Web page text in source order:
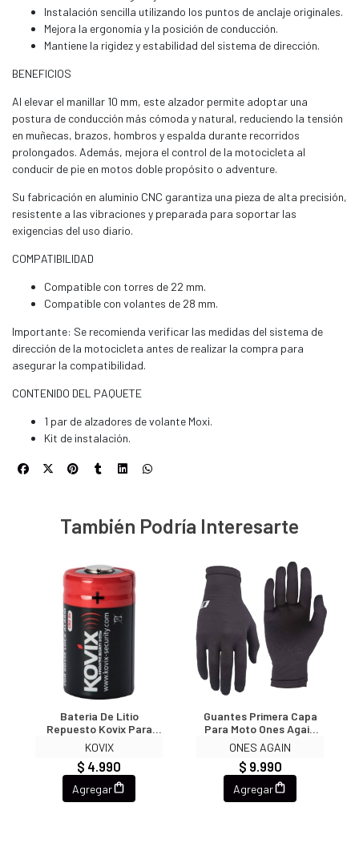
Instalación sencilla utilizando los puntos de anclaje originales.
Mejora la ergonomía y la posición de conducción.
Mantiene la rigidez y estabilidad del sistema de dirección.
BENEFICIOS
Al elevar el manillar 10 mm, este alzador permite adoptar una
postura de conducción más cómoda y natural, reduciendo la tensión
en muñecas, brazos, hombros y espalda durante recorridos
prolongados. Además, mejora el control de la motocicleta al
conducir de pie en motos doble propósito o adventure.
Su fabricación en aluminio CNC garantiza una pieza de alta precisión,
resistente a las vibraciones y preparada para soportar las
exigencias del uso diario.
COMPATIBILIDAD
Compatible con torres de 22 mm.
Compatible con volantes de 28 mm.
Importante: Se recomienda verificar las medidas del sistema de
dirección de la motocicleta antes de realizar la compra para
asegurar la compatibilidad.
CONTENIDO DEL PAQUETE
1 par de alzadores de volante Moxi.
Kit de instalación.
También Podría Interesarte
Bateria De Litio
Repuesto Kovix Para
Candado Con Alarma
KOVIX
$ 4.990
Agregar
Guantes Primera Capa
Para Moto Ones Again
MG05
ONES AGAIN
$ 9.990
Agregar